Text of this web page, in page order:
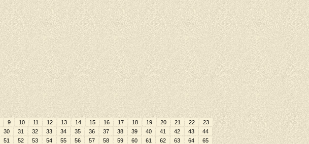
9 10 11 12 13 14 15 16 17 18 19 20 21 22
23
30 31 32 33 34 35 36 37 38 39 40 41 42 43
44
51 52 53 54 55 56 57 58 59 60 61 62 63 64
65